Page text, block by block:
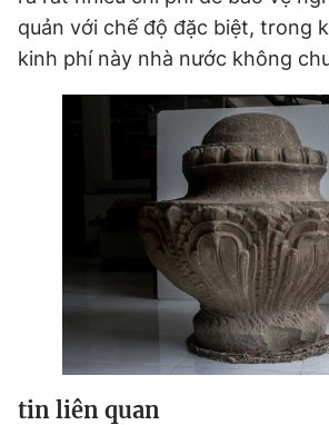
quản với chế độ đặc biệt, trong
kinh phí này nhà nước không
tin liên quan